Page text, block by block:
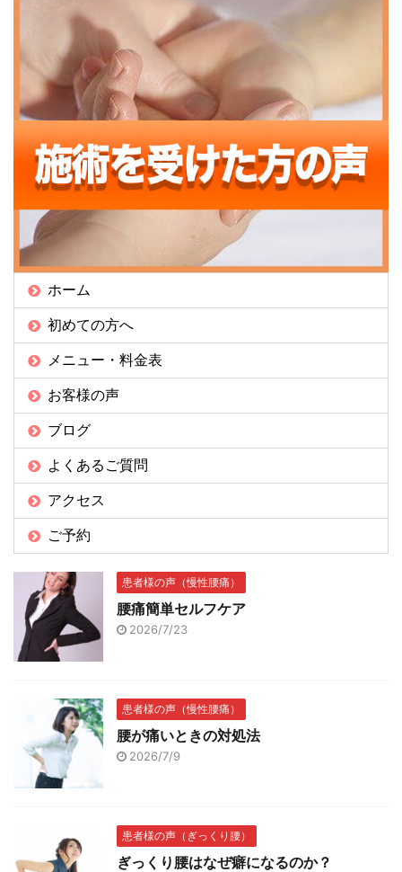
ホーム
初めての方へ
メニュー・料金表
お客様の声
ブログ
よくあるご質問
アクセス
ご予約
患者様の声（慢性腰痛）
腰痛簡単セルフケア
2026/7/23
患者様の声（慢性腰痛）
腰が痛いときの対処法
2026/7/9
患者様の声（ぎっくり腰）
ぎっくり腰はなぜ癖になるのか？